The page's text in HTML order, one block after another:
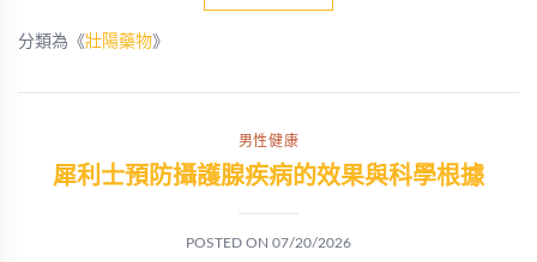
分類為《壯陽藥物》
男性健康
犀利士預防攝護腺疾病的效果與科學根據
POSTED ON 07/20/2026